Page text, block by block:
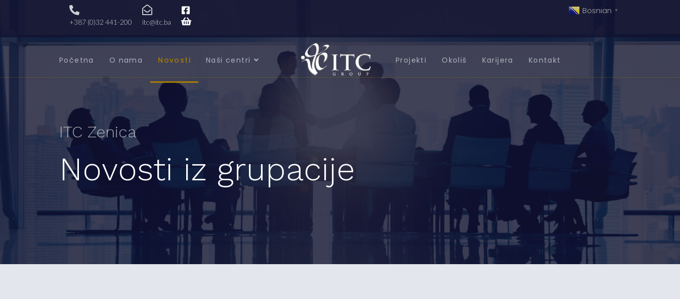
+387 (0)32 441-200 itc@itc.ba
Bosnian ▼
Početna O nama Novosti Naši centri Projekti Okoliš Karijera Kontakt
ITC Zenica
Novosti iz grupacije